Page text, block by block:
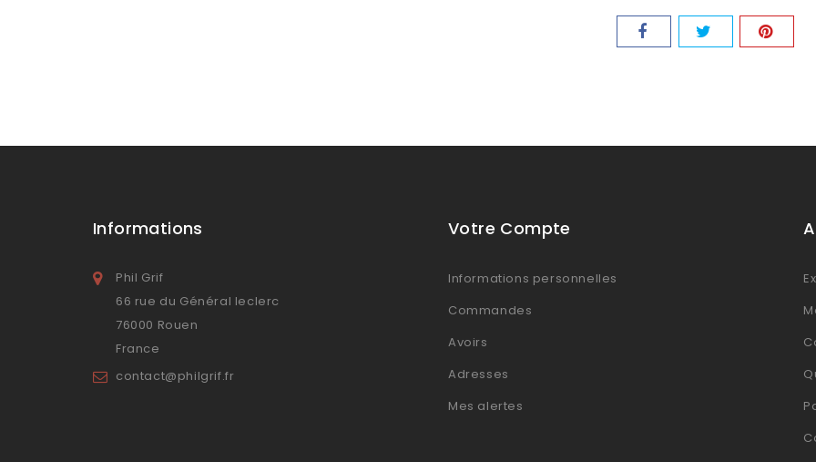
Informations
Phil Grif
66 rue du Général leclerc
76000 Rouen
France
contact@philgrif.fr
Votre Compte
Informations personnelles
Commandes
Avoirs
Adresses
Mes alertes